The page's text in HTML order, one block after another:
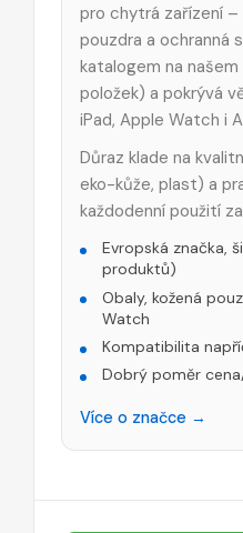
pro chytrá zařízení –
pouzdra a ochranná
katalogem na
položek) a pokrývá
iPad, Apple Watch i
Důraz klade na
eko-kůže, plast) a
každodenní použití
Evropská značka,
produktů)
Obaly, kožená
Watch
Kompatibilita
Dobrý poměr
Více o značce →